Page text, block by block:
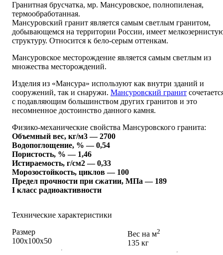
Гранитная брусчатка, мр. Мансуровское, полнопиленая,
термообработанная.
Мансуровский гранит является самым светлым гранитом,
добывающемся на территории России, имеет
структуру. Относится к бело-серым оттенкам.
Мансуровское месторождение является самым светлым из
множества месторождений.
Изделия из «Мансура» используют как внутри зданий и
сооружений, так и снаружи. Мансуровский гранит
с подавляющим большинством других гранитов и это
несомненное достоинство данного камня.
Физико-механические свойства Мансуровского гранита:
Объемный вес, кг/м3 — 2700
Водопоглощение, % — 0,54
Пористость, % — 1,46
Истираемость, г/см2 — 0,33
Морозостойкость, циклов — 100
Предел прочности при сжатии, МПа — 189
I класс радиоактивности
Технические характеристики
Размер
100х100х50
Вес на м2
135 кг